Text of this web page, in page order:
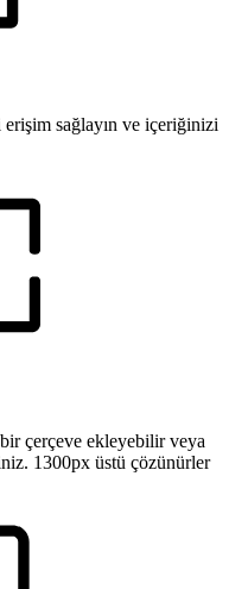
sağlayın ve içeriğinizi
bir çerçeve ekleyebilir veya
1300px üstü çözünürler